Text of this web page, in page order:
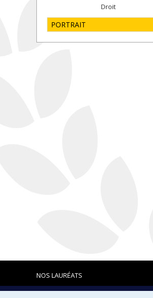
Droit
PORTRAIT
NOS LAURÉATS